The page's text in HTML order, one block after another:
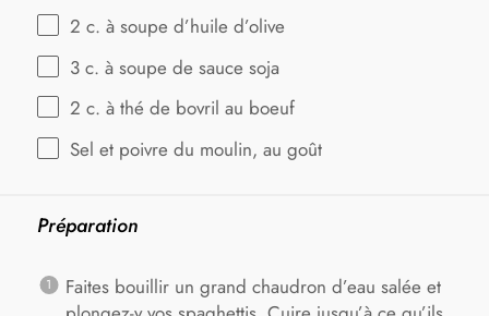
2 c. à soupe d’huile d’olive
3 c. à soupe de sauce soja
2 c. à thé de bovril au boeuf
Sel et poivre du moulin, au goût
Préparation
Faites bouillir un grand chaudron d’eau salée et